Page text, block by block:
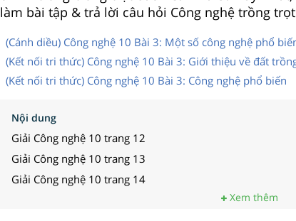
làm bài tập & trả lời câu hỏi Công nghệ trồng
(Cánh diều) Công nghệ 10 Bài 3: Một số công nghệ phổ
(Kết nối tri thức) Công nghệ 10 Bài 3: Giới thiệu về đất
(Kết nối tri thức) Công nghệ 10 Bài 3: Công nghệ phổ biến
Nội dung
Giải Công nghệ 10 trang 12
Giải Công nghệ 10 trang 13
Giải Công nghệ 10 trang 14
Xem thêm